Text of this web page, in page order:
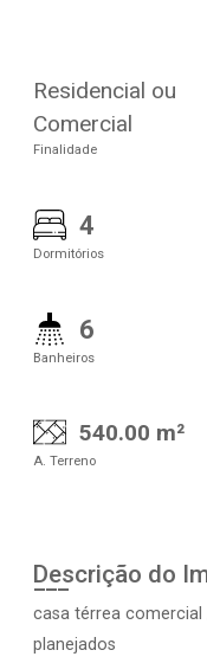
Residencial ou
Comercial
Finalidade
4
Dormitórios
6
Banheiros
540.00 m²
A. Terreno
Descrição do
casa térrea
planejados